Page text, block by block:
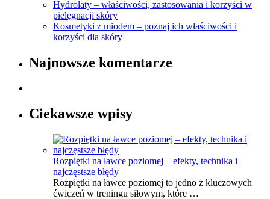
Hydrolaty – właściwości, zastosowania i korzyści w
pielęgnacji skóry
Kosmetyki z miodem – poznaj ich właściwości i
korzyści dla skóry
Najnowsze komentarze
Ciekawsze wpisy
Rozpiętki na ławce poziomej – efekty, technika i
najczęstsze błędy
Rozpiętki na ławce poziomej to jedno z kluczowych
ćwiczeń w treningu siłowym, które …